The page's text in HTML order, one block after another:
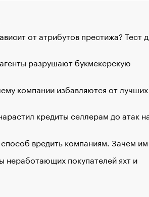
от атрибутов престижа? Тест
разрушают букмекерскую
компании избавляются от лучших
кредиты селлерам до атак
вредить компаниям. Зачем
неработающих покупателей яхт и